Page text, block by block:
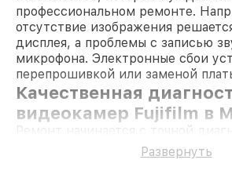
профессиональном ремонте.
отсутствие изображения
дисплея, а проблемы с записью
микрофона. Электронные сбои
перепрошивкой или заменой
Качественная
видеокамер Fujifilm в
Ремонт начинается с точной
Тестирование позволяет
элемент вышел из строя: от
Развернуть